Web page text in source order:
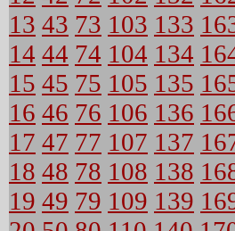
13 43 73 103 133
14 44 74 104 134
15 45 75 105 135
16 46 76 106 136
17 47 77 107 137
18 48 78 108 138
19 49 79 109 139